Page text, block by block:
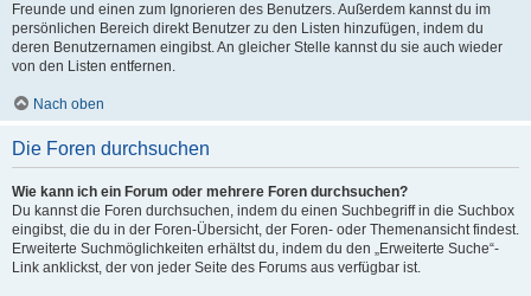
Freunde und einen zum Ignorieren des Benutzers. Außerdem kannst du im
persönlichen Bereich direkt Benutzer zu den Listen hinzufügen, indem du
deren Benutzernamen eingibst. An gleicher Stelle kannst du sie auch wieder
von den Listen entfernen.
Nach oben
Die Foren durchsuchen
Wie kann ich ein Forum oder mehrere Foren durchsuchen?
Du kannst die Foren durchsuchen, indem du einen Suchbegriff in die Suchbox
eingibst, die du in der Foren-Übersicht, der Foren- oder Themenansicht findest.
Erweiterte Suchmöglichkeiten erhältst du, indem du den „Erweiterte Suche“-
Link anklickst, der von jeder Seite des Forums aus verfügbar ist.